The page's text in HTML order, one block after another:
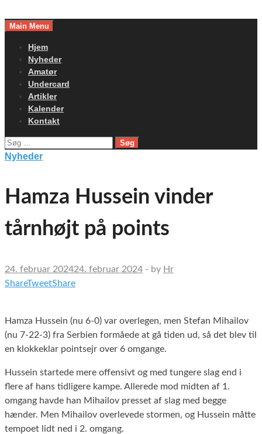
toMain Menu
Hjem
Nyheder
Amatør
Undercard
Artikler
Kalender
Kontakt
Søg
efter:
Nyheder
Hamza Hussein vinder
tårnhøjt på points
24. februar 202424. februar 2024 - by Hr
ShareTweetShare
Hamza Hussein (nu 6-0) var overlegen, men Stefan Mihailov
(nu 7-22-3) fra Serbien formåede at gå tiden ud, så det blev til
en klokkeklar pointsejr over 6 omgange.
Hussein startede mere offensivt og med tungere slag end i
flere af hans tidligere kampe. Allerede mod midten af 1.
omgang havde han Mihailov presset af slag med begge
hænder. Men Mihailov overlevede stormen, og Hussein måtte
tempoet lidt ned i 2. omgang.